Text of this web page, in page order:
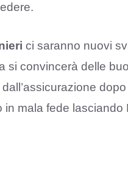
ci saranno nuovi
si convincerà delle
mala fede